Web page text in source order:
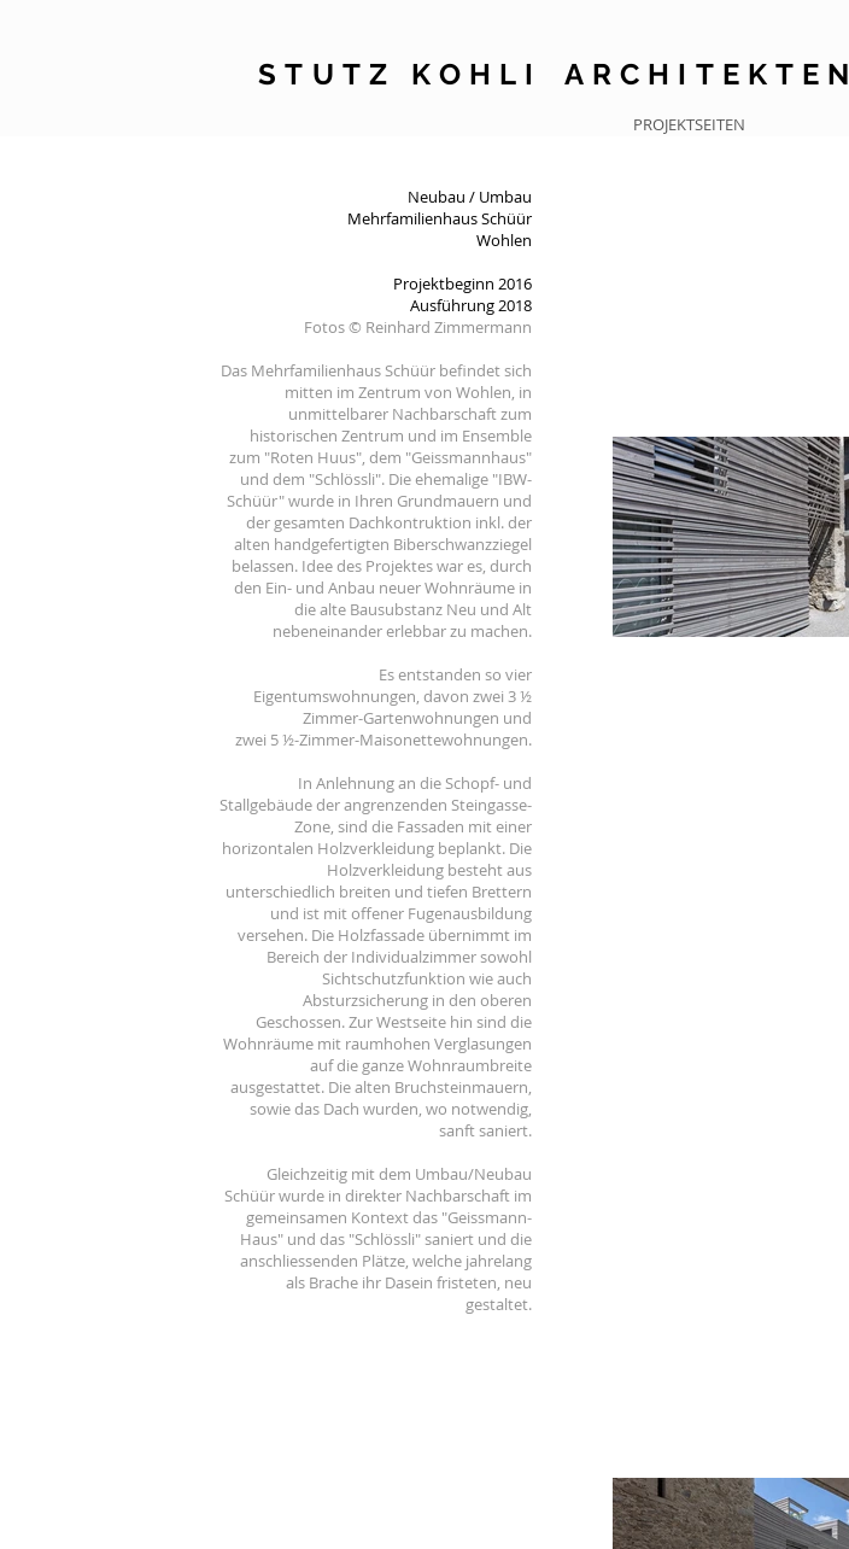
STUTZ KOHLI ARCHITEKTEN
PROJEKTSEITEN
Neubau / Umbau
Mehrfamilienhaus Schüür
Wohlen
Projektbeginn 2016
Ausführung 2018
Fotos © Reinhard Zimmermann
Das Mehrfamilienhaus Schüür befindet sich
mitten im Zentrum von Wohlen, in
unmittelbarer Nachbarschaft zum
historischen Zentrum und im Ensemble
zum "Roten Huus", dem "Geissmannhaus"
und dem "Schlössli". Die ehemalige "IBW-
Schüür" wurde in Ihren Grundmauern und
der gesamten Dachkontruktion inkl. der
alten handgefertigten Biberschwanzziegel
belassen. Idee des Projektes war es, durch
den Ein- und Anbau neuer Wohnräume in
die alte Bausubstanz Neu und Alt
nebeneinander erlebbar zu machen.
Es entstanden so vier
Eigentumswohnungen, davon zwei 3 ½
Zimmer-Gartenwohnungen und
zwei 5 ½-Zimmer-Maisonettewohnungen.
In Anlehnung an die Schopf- und
Stallgebäude der angrenzenden Steingasse-
Zone, sind die Fassaden mit einer
horizontalen Holzverkleidung beplankt. Die
Holzverkleidung besteht aus
unterschiedlich breiten und tiefen Brettern
und ist mit offener Fugenausbildung
versehen. Die Holzfassade übernimmt im
Bereich der Individualzimmer sowohl
Sichtschutzfunktion wie auch
Absturzsicherung in den oberen
Geschossen. Zur Westseite hin sind die
Wohnräume mit raumhohen Verglasungen
auf die ganze Wohnraumbreite
ausgestattet. Die alten Bruchsteinmauern,
sowie das Dach wurden, wo notwendig,
sanft saniert.
Gleichzeitig mit dem Umbau/Neubau
Schüür wurde in direkter Nachbarschaft im
gemeinsamen Kontext das "Geissmann-
Haus" und das "Schlössli" saniert und die
anschliessenden Plätze, welche jahrelang
als Brache ihr Dasein fristeten, neu
gestaltet.